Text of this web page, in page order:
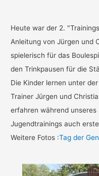
Heute war der 2.
Anleitung von Jürgen und
spielerisch für das
den Trinkpausen für die
Die Kinder lernen unter
Trainer Jürgen und
erfahren während
Jugendtrainings auch
Weitere Fotos :Tag der